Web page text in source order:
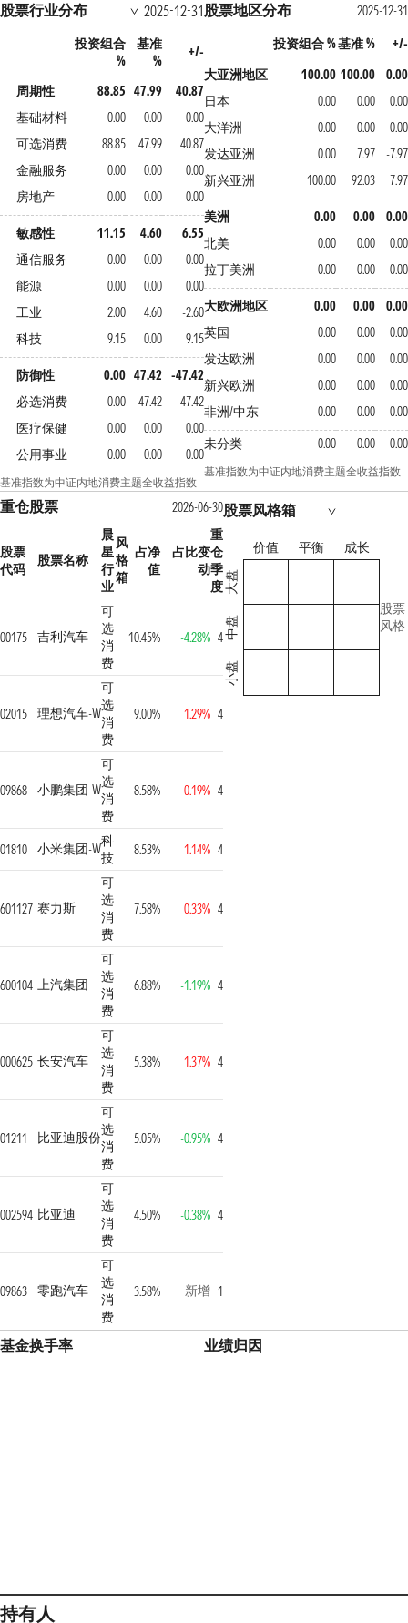
股票行业分布 2025-12-31
投资组合
%
基准
%
+/-
周期性 88.85 47.99
40.87
基础材料
0.00 0.00
0.00
可选消费
88.85 47.99
40.87
金融服务
0.00 0.00
0.00
房地产
0.00 0.00 0.00
敏感性 11.15 4.60
6.55
通信服务
0.00 0.00
0.00
能源
0.00 0.00
0.00
工业
2.00 4.60
-2.60
科技
9.15 0.00 9.15
防御性 0.00 47.42 -47.42
必选消费
0.00 47.42
-47.42
医疗保健
0.00 0.00
0.00
公用事业
0.00 0.00 0.00
基准指数为中证内地消费主题全收益指数
股票地区分布
2025-12-31
投资组合 %基准 %
+/-
大亚洲地区
100.00 100.00
0.00
日本
0.00 0.00
0.00
大洋洲
0.00 0.00
0.00
发达亚洲
0.00 7.97
-7.97
新兴亚洲
100.00 92.03 7.97
美洲 0.00 0.00
0.00
北美
0.00 0.00
0.00
拉丁美洲
0.00 0.00 0.00
大欧洲地区 0.00 0.00
0.00
英国
0.00 0.00
0.00
发达欧洲
0.00 0.00
0.00
新兴欧洲
0.00 0.00
0.00
非洲/中东
0.00 0.00
0.00
未分类
0.00 0.00 0.00
基准指数为中证内地消费主题全收益指数
重仓股票 2026-06-30
股票
代码
股票名称
晨
星
行
业
风
格
箱
占净
值
占比变
动
重
仓
季
度
00175 吉利汽车
可
选
消
费
10.45% -4.28% 4
02015 理想汽车-W
可
选
消
费
9.00% 1.29% 4
09868 小鹏集团-W
可
选
消
费
8.58% 0.19% 4
01810 小米集团-W科
技
8.53% 1.14% 4
601127 赛力斯
可
选
消
费
7.58% 0.33% 4
600104 上汽集团
可
选
消
费
6.88% -1.19% 4
000625 长安汽车
可
选
消
费
5.38% 1.37% 4
01211 比亚迪股份
可
选
消
费
5.05% -0.95% 4
002594 比亚迪
可
选
消
费
4.50% -0.38% 4
09863 零跑汽车
可
选
消
费
3.58% 新增 1
股票风格箱
价值 平衡 成长
大盘
中盘
小盘
股票
风格
基金换手率 业绩归因
持有人